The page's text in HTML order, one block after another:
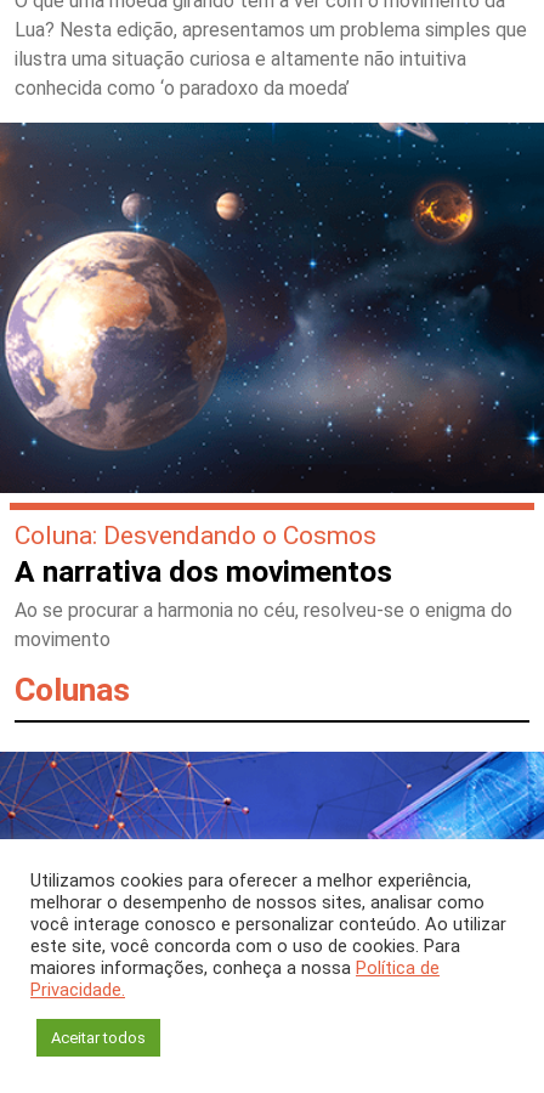
Lua? Nesta edição, apresentamos um problema simples que
ilustra uma situação curiosa e altamente não intuitiva
conhecida como ‘o paradoxo da moeda’
Coluna: Desvendando o Cosmos
A narrativa dos movimentos
Ao se procurar a harmonia no céu, resolveu-se o enigma do
movimento
Colunas
Utilizamos cookies para oferecer a melhor experiência,
melhorar o desempenho de nossos sites, analisar como
você interage conosco e personalizar conteúdo. Ao utilizar
este site, você concorda com o uso de cookies. Para
maiores informações, conheça a nossa Política de
Privacidade.
Aceitar todos